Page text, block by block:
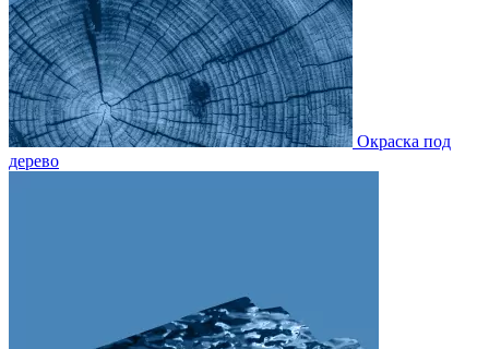
Окраска под
дерево